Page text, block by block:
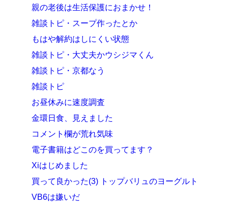
親の老後は生活保護におまかせ！
雑談トピ・スープ作ったとか
もはや解約はしにくい状態
雑談トピ・大丈夫かウシジマくん
雑談トピ・京都なう
雑談トピ
お昼休みに速度調査
金環日食、見えました
コメント欄が荒れ気味
電子書籍はどこのを買ってます？
Xiはじめました
買って良かった(3) トップバリュのヨーグルト
VB6は嫌いだ